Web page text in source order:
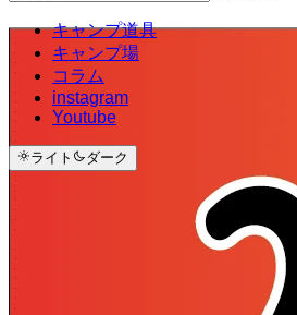
キャンプ道具
キャンプ場
コラム
instagram
Youtube
ライト ダーク